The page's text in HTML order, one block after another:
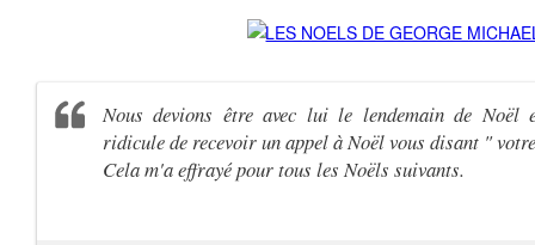
Nous devions être avec lui le lendemain de Noël
ridicule de recevoir un appel à Noël vous disant "
Cela m'a effrayé pour tous les Noëls suivants.